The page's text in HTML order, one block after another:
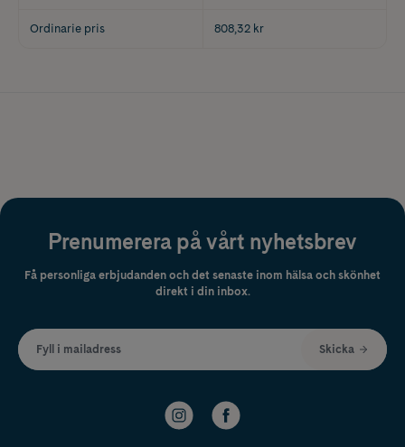
Ordinarie pris 808,32 kr
Prenumerera på vårt nyhetsbrev
Få personliga erbjudanden och det senaste inom hälsa och skönhet
direkt i din inbox.
Fyll i mailadress Skicka